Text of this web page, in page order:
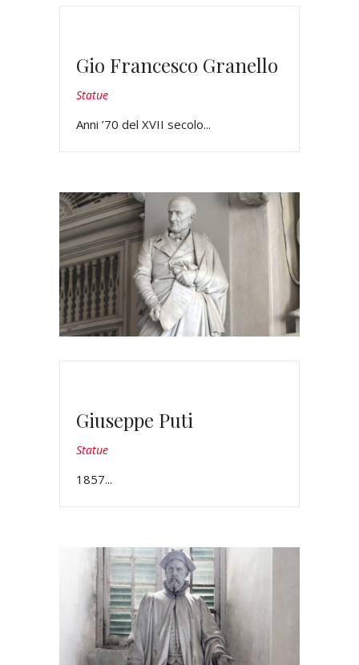
Gio Francesco Granello
Statue
Anni ’70 del XVII secolo...
Giuseppe Puti
Statue
1857...